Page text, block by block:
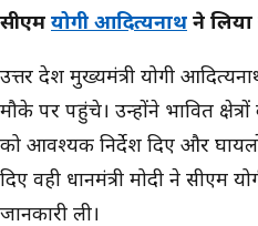
सीएम योगी आदित्यनाथ ने
उत्तर प्रदेश मुख्यमंत्री योगी
मौके पर पहुंचे। उन्होंने प्रभावित
को आवश्यक निर्देश दिए और
दिए वही प्रधानमंत्री मोदी ने सीएम
जानकारी ली।